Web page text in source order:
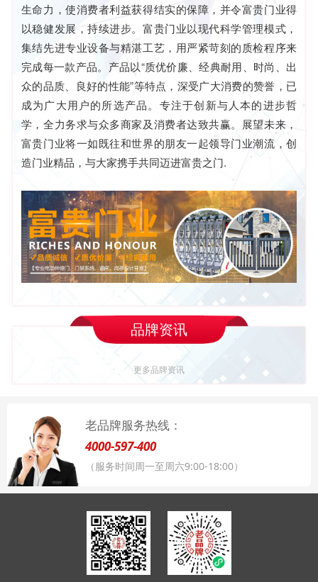
生命力，使消费者利益获得结实的保障，并令富贵门业得
以稳健发展，持续进步。富贵门业以现代科学管理模式，
集结先进专业设备与精湛工艺，用严紧苛刻的质检程序来
完成每一款产品。产品以“质优价廉、经典耐用、时尚、出
众的品质、良好的性能”等特点，深受广大消费的赞誉，已
成为广大用户的所选产品。专注于创新与人本的进步哲
学，全力务求与众多商家及消费者达致共赢。展望未来，
富贵门业将一如既往和世界的朋友一起领导门业潮流，创
造门业精品，与大家携手共同迈进富贵之门.
品牌资讯
更多品牌资讯
老品牌服务热线：
4000-597-400
（服务时间周一至周六9:00-18:00）